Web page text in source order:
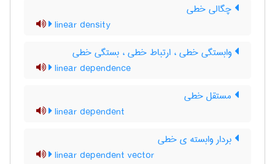
چگالی خطی
linear density
وابستگی خطی ، ارتباط خطی ، بستگی خطی
linear dependence
مستقل خطی
linear dependent
بردار وابسته ی خطی
linear dependent vector